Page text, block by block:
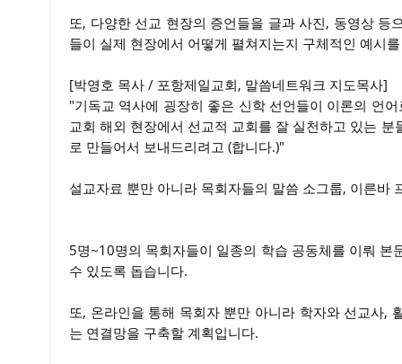
또, 다양한 선교 현장의 증언들을 글과 사진, 동영상
들이 실제 현장에서 어떻게 펼쳐지는지 구체적인 예시
[박영호 목사 / 포항제일교회, 말씀네트워크 지도목사]
"기독교 역사에 굉장히 좋은 신학 선언들이 이론의 언
교회 해외 현장에서 선교적 교회를 잘 실천하고 있는
로 만들어서 보내드리려고 (합니다.)"
설교자료 뿐만 아니라 목회자들의 말씀 소그룹, 이른바
5명~10명의 목회자들이 일종의 학습 공동체를 이뤄
수 있도록 돕습니다.
또, 온라인을 통해 목회자 뿐만 아니라 학자와 선교사,
는 연결망을 구축할 계획입니다.